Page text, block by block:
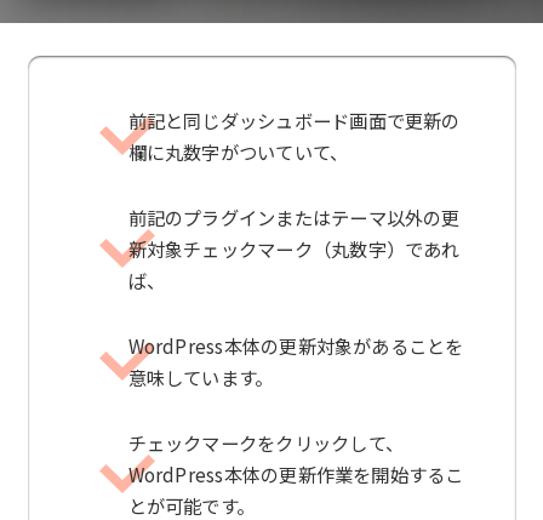
前記と同じダッシュボード画面で更新の
欄に丸数字がついていて、
前記のプラグインまたはテーマ以外の更
新対象チェックマーク（丸数字）であれ
ば、
WordPress本体の更新対象があることを
意味しています。
チェックマークをクリックして、
WordPress本体の更新作業を開始するこ
とが可能です。